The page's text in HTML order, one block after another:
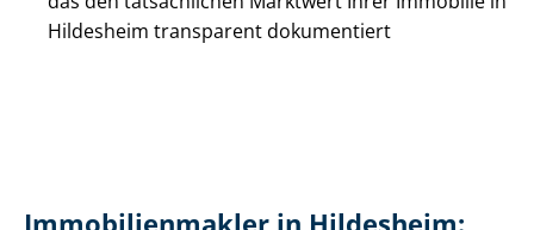
Hildesheim transparent dokumentiert